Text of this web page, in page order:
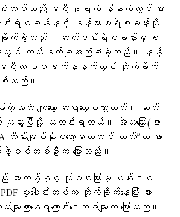
ါင်းတပ်သည် ဧပြီ ၉ရက် နံနက်တွင် ဖား
ရဲစခန်းနှင့် နန့်ယားစရဲစခန်းကို
က်ခဲ့သည်။ ဆယ်ဇင်းရဲစခန်းမှ ရဲ
ေ့တွင် လက်နက်ချအညံ့ခံခဲ့သည်။ နန့်
ဧပြီလ ၁၁ရက်နံနက်တွင် တိုက်ခိုက်
စ်သည်။
ထဲ ကျတော့် ဆရာတွေပါသွားတယ်။ ဆယ်
သွားပြီလို့ သတင်းရတယ်။ အဲ့တကြော(ဖား
ထိန်းချုပ်နိုင်တော့မယ်ထင် တယ်”ဟု ဖား
ဝင်တစ်ဦးက ပြောသည်။
ားကန့်နှင့် လုံခင်းကြားမှ ပန်းဒင်
ပူးပေါင်းတပ်က တိုက်ခိုက်နေပြီး ဖား
းကြား‌နေရကြောင်းဒေသခံများက ပြောသည်။